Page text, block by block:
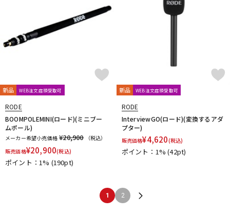
新品 WEB注文店頭受取可
RODE
BOOMPOLEMINI(ロード)(ミニブー
ムポール)
メーカー希望小売価格 ¥20,900
（税込）
販売価格¥20,900(税込)
ポイント：1% (190pt)
新品 WEB注文店頭受取可
RODE
InterviewGO(ロード)(変換するアダ
プター)
販売価格¥4,620(税込)
ポイント：1%(42pt)
1 2